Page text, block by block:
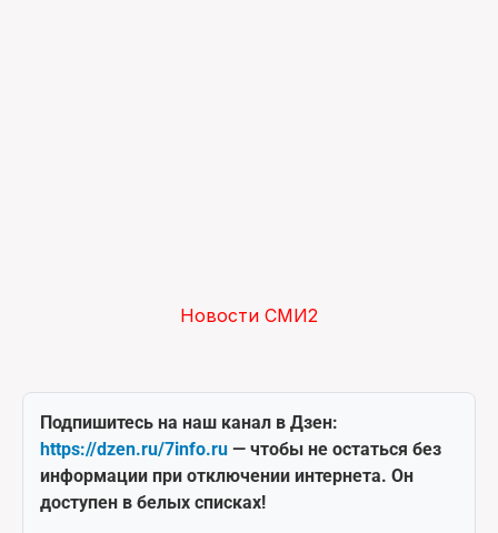
Новости СМИ2
Подпишитесь на наш канал в Дзен:
https://dzen.ru/7info.ru — чтобы не остаться без
информации при отключении интернета. Он
доступен в белых списках!